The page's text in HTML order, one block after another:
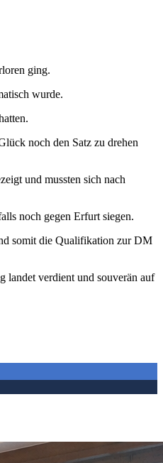
ging.
wurde.
noch den Satz zu drehen
und mussten sich nach
noch gegen Erfurt siegen.
somit die Qualifikation zur DM
landet verdient und souverän auf